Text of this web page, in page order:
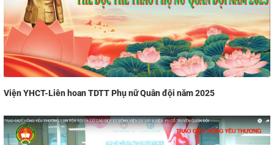
Viện YHCT-Liên hoan TDTT Phụ nữ Quân đội năm 2025